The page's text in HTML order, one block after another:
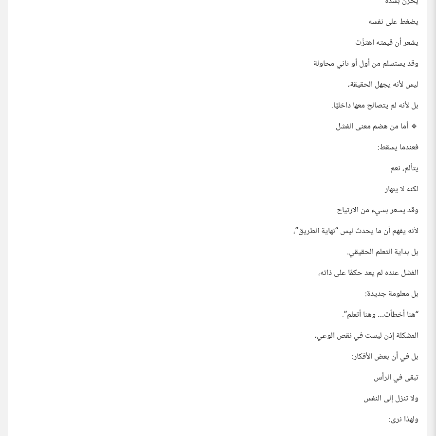
يضغط على نفسه
يشعر أن قيمته اهتزّت
وقد يستسلم من أول أو ثاني محاولة
ليس لأنه يجهل الحقيقة،
بل لأنه لم يتصالح معها داخليًا.
🔹 أما من هضم معنى الفشل
فعندما يسقط:
يتألم، نعم
لكنه لا ينهار
وقد يشعر بشيء من الارتياح
لأنه يفهم أن ما يحدث ليس “نهاية الطريق”،
بل بداية التعلم الحقيقي.
الفشل عنده لم يعد حكمًا على ذاته،
بل معلومة جديدة:
“هنا أخطأت… وهنا أتعلم”.
المشكلة إذن ليست في نقص الوعي،
بل في أن بعض الأفكار:
تبقى في الرأس
ولا تنزل إلى النفس
ولهذا نرى: